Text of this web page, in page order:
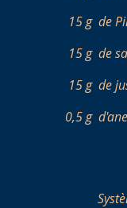
15 g de
15 g de
15 g de
0,5 g